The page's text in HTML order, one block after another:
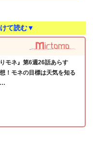
て読む▼
モネ』第6週26話あらす
！モネの目標は天気を知る
…